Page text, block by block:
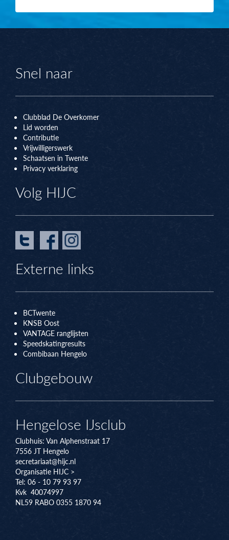
Snel naar
Clubblad De Overkomer
Lid worden
Contributie
Vrijwilligerswerk
Schaatsen in Twente
Privacy verklaring
Volg HIJC
Externe links
BCTwente
KNSB Oost
VANTAGE ranglijsten
Speedskatingresults
Combibaan Hengelo
Clubgebouw
Hengelose IJsclub
Clubhuis: Van Alphenstraat 17
7556 JT Hengelo
secretariaat@hijc.nl
Organisatie HIJC >
Tel: 06 - 10 79 93 97
Kvk 40074997
NL59 RABO 0355 1870 94